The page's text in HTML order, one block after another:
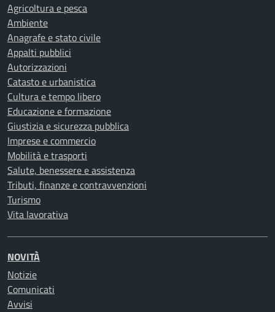
Agricoltura e pesca
Ambiente
Anagrafe e stato civile
Appalti pubblici
Autorizzazioni
Catasto e urbanistica
Cultura e tempo libero
Educazione e formazione
Giustizia e sicurezza pubblica
Imprese e commercio
Mobilità e trasporti
Salute, benessere e assistenza
Tributi, finanze e contravvenzioni
Turismo
Vita lavorativa
NOVITÀ
Notizie
Comunicati
Avvisi